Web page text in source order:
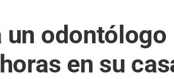
en su